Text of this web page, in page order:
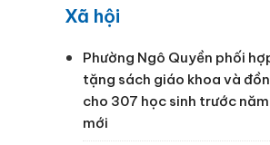
Xã hội
Phường Ngô Quyền phối
tặng sách giáo khoa và
cho 307 học sinh trước
mới